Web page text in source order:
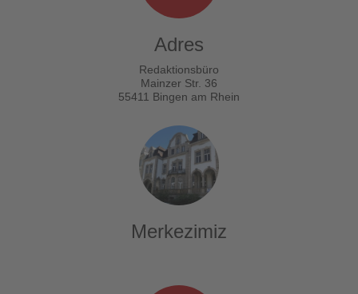
Adres
Redaktionsbüro
Mainzer Str. 36
55411 Bingen am Rhein
Merkezimiz